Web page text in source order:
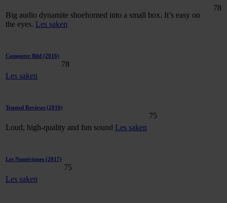
Big audio dynamite shoehorned into a small box. It’s easy on
the eyes. Les saken
78
Computer Bild (2016)
Les saken
78
Trusted Reviews (2016)
Loud, high-quality and fun sound Les saken
75
Les Numériques (2017)
Les saken
75